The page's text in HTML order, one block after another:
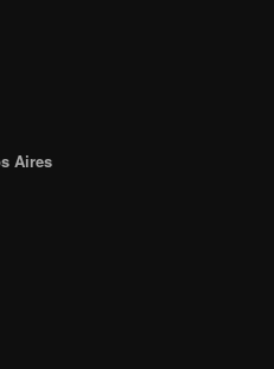
Aires